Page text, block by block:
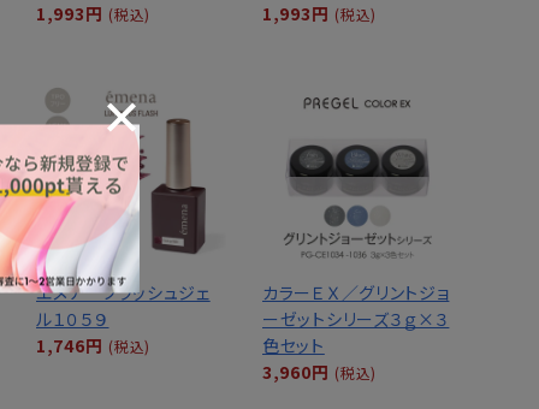
1,993円 (税込)
1,993円 (税込)
エメナ フラッシュジェ
ル１０５９
1,746円 (税込)
カラーＥＸ／グリントジョ
ーゼットシリーズ３ｇ×３
色セット
3,960円 (税込)